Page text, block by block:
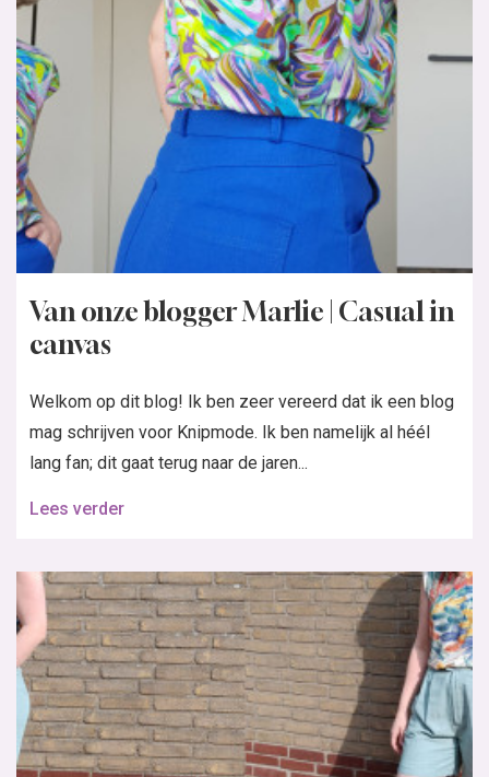
Van onze blogger Marlie | Casual in
canvas
Welkom op dit blog! Ik ben zeer vereerd dat ik een blog
mag schrijven voor Knipmode. Ik ben namelijk al héél
lang fan; dit gaat terug naar de jaren...
Lees verder